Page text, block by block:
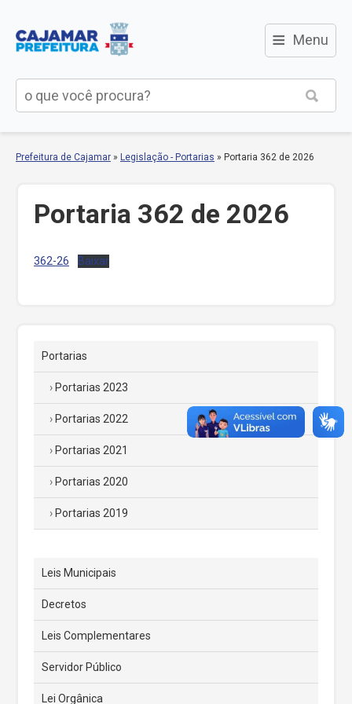
≡ Menu
Prefeitura de Cajamar » Legislação - Portarias » Portaria 362 de 2026
Portaria 362 de 2026
362-26 Baixar
Portarias
Portarias 2023
Portarias 2022
Portarias 2021
Portarias 2020
Portarias 2019
Leis Municipais
Decretos
Leis Complementares
Servidor Público
Lei Orgânica